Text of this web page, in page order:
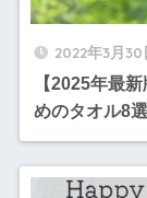
2022年3月30
【2025年最
めのタオル8選